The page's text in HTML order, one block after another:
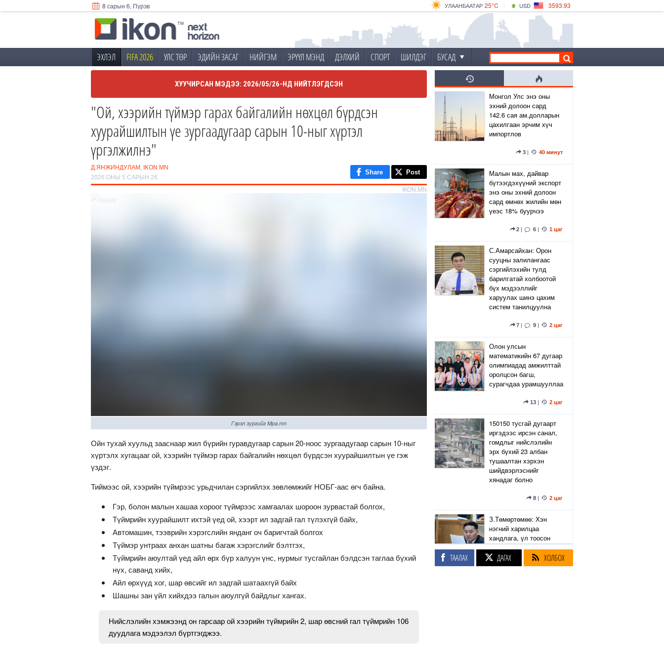
8 сарын 6, Пүрэв 25°C
УЛААНБААТАР
27°C
ДАРХАН
24°C
ЭРДЭНЭТ
USD 3593.93
4149.01
ЭХЛЭЛ FIFA 2026 УЛС ТӨР ЭДИЙН ЗАСАГ НИЙГЭМ ЭРҮҮЛ МЭНД ДЭЛХИЙ СПОРТ ШИЛДЭГ БУСАД
ХУУЧИРСАН МЭДЭЭ: 2026/05/26-НД НИЙТЛЭГДСЭН
"Ой, хээрийн түймэр гарах байгалийн нөхцөл бүрдсэн
хуурайшилтын үе зургаадугаар сарын 10-ныг хүртэл
үргэлжилнэ"
Д.ЯНЖИНДУЛАМ, IKON.MN
2026 ОНЫ 5 САРЫН 26
Share Post
IKON.MN
Гэрэл зургийг Mpa.mn
Ойн тухай хуульд зааснаар жил бүрийн гуравдугаар сарын 20-ноос зургаадугаар сарын 10-ныг
хүртэлх хугацааг ой, хээрийн түймэр гарах байгалийн нөхцөл бүрдсэн хуурайшилтын үе гэж
үздэг.
Тиймээс ой, хээрийн түймрээс урьдчилан сэргийлэх зөвлөмжийг НОБГ-аас өгч байна.
Гэр, болон малын хашаа хороог түймрээс хамгаалах шороон зурвастай болгох,
Түймрийн хуурайшилт ихтэй үед ой, хээрт ил задгай гал түлэхгүй байх,
Автомашин, тээврийн хэрэгслийн янданг оч баригчтай болгох
Түймэр унтраах анхан шатны багаж хэрэгслийг бэлтгэх,
Түймрийн аюултай үед айл өрх бүр халуун үнс, нурмыг тусгайлан бэлдсэн таглаа бүхий
нүх, саванд хийх,
Айл өрхүүд хог, шар өвсийг ил задгай шатаахгүй байх
Шашны зан үйл хийхдээ галын аюулгүй байдлыг хангах.
Нийслэлийн хэмжээнд он гарсаар ой хээрийн түймрийн 2, шар өвсний гал түймрийн 106
дуудлага мэдээлэл бүртгэгджээ.
Монгол Улс энэ оны
эхний долоон сард
142.6 сая ам.долларын
цахилгаан эрчим хүч
импортлов
3| 40 минут
Малын мах, дайвар
бүтээгдэхүүний экспорт
энэ оны эхний долоон
сард өмнөх жилийн мөн
үеэс 18% буурчээ
2 | 6 | 1 цаг
С.Амарсайхан: Орон
сууцны залилангаас
сэргийлэхийн тулд
барилгатай холбоотой
бүх мэдээллийг
харуулах шинэ цахим
систем танилцуулна
7 | 9 | 2 цаг
Олон улсын
математикийн 67 дугаар
олимпиадад амжилттай
оролцсон багш,
сурагчдаа урамшууллаа
13| 2 цаг
150150 тусгай дугаарт
иргэдээс ирсэн санал,
гомдлыг нийслэлийн
эрх бүхий 23 албан
тушаалтан хэрхэн
шийдвэрлэснийг
хянадаг болно
8| 2 цаг
З.Төмөртөмөө: Хэн
нэгний харилцаа
хандлага, үл тоосон
байдлаас болж өргөдөл
нэмэгдэж байна
ТААЛАХ ДАГАХ ХОЛБОХ